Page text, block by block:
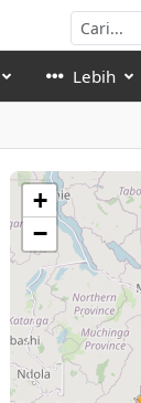
Lebih
+
−